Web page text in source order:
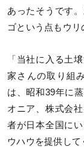
あったそうです
ゴという点もウリ
「当社に入る土
家さんの取り組
は、昭和39年に
オニア、株式会
者が日本全国に
ウハウを提供して